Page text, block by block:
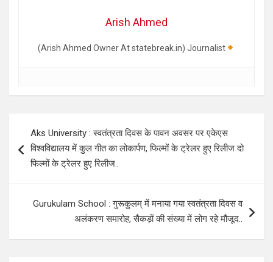
Arish Ahmed
(Arish Ahmed Owner At statebreak.in) Journalist
navigation
Aks University : स्वतंत्रता दिवस के पावन अवसर पर एकेएस
विश्वविद्यालय में कुल गीत का लोकार्पण, फिल्मों के ट्रेलर हुए रिलीज दो
फिल्मों के ट्रेलर हुए रिलीज..
Gurukulam School : गुरूकुलम् में मनाया गया स्वतंत्रता दिवस व
अलंकरण समारोह, सैकड़ों की संख्या में लोग रहे मौजूद..